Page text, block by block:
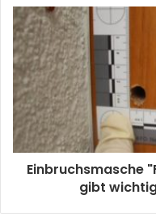
Einbruchsmasche
gibt